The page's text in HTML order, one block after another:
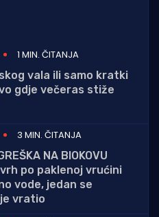
1 MIN. ČITANJA
vala ili samo kratki
gdje večeras stiže
3 MIN. ČITANJA
NA BIOKOVU
po paklenoj vrućini
vode, jedan se
vratio